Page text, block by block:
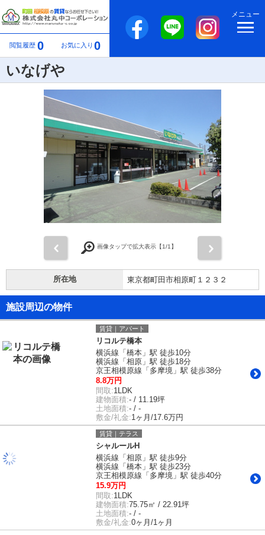
閲覧履歴 0 お気に入り 0
メニュー
いなげや
画像タップで拡大表示【1/1】
所在地 東京都町田市相原町１２３２
施設周辺の物件
賃貸｜アパート
リコルテ橋本
横浜線「橋本」駅 徒歩10分
横浜線「相原」駅 徒歩18分
京王相模原線「多摩境」駅 徒歩38分
8.8万円
間取:1LDK
建物面積:- / 11.19坪
土地面積:- / -
敷金/礼金:1ヶ月/17.6万円
賃貸｜テラス
シャルールH
横浜線「相原」駅 徒歩9分
横浜線「橋本」駅 徒歩23分
京王相模原線「多摩境」駅 徒歩40分
15.9万円
間取:1LDK
建物面積:75.75㎡ / 22.91坪
土地面積:- / -
敷金/礼金:0ヶ月/1ヶ月